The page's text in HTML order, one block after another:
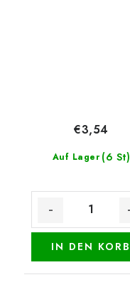
Auf Lager (6 St)
€3,54
IN DEN KORB